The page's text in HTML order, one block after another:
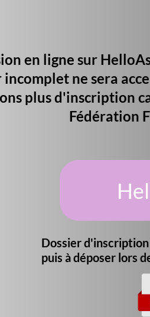
HelloAsso en
sera accepté et ils
car nous
Française de
HelloAsso
d'inscription à télécharger,
lors de votre